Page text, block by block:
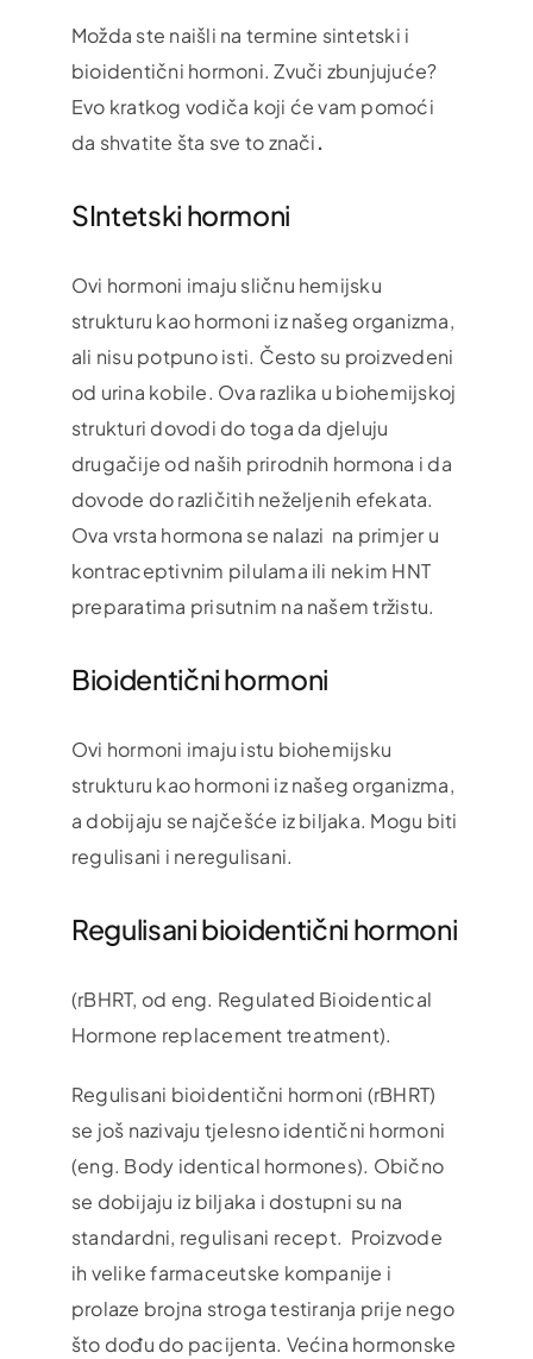
Možda ste naišli na termine sintetski i
bioidentični hormoni. Zvuči zbunjujuće?
Evo kratkog vodiča koji će vam pomoći
da shvatite šta sve to znači.
SIntetski hormoni
Ovi hormoni imaju sličnu hemijsku
strukturu kao hormoni iz našeg organizma,
ali nisu potpuno isti. Često su proizvedeni
od urina kobile. Ova razlika u biohemijskoj
strukturi dovodi do toga da djeluju
drugačije od naših prirodnih hormona i da
dovode do različitih neželjenih efekata.
Ova vrsta hormona se nalazi na primjer u
kontraceptivnim pilulama ili nekim HNT
preparatima prisutnim na našem tržistu.
Bioidentični hormoni
Ovi hormoni imaju istu biohemijsku
strukturu kao hormoni iz našeg organizma,
a dobijaju se najčešće iz biljaka. Mogu biti
regulisani i neregulisani.
Regulisani bioidentični hormoni
(rBHRT, od eng. Regulated Bioidentical
Hormone replacement treatment).
Regulisani bioidentični hormoni (rBHRT)
se još nazivaju tjelesno identični hormoni
(eng. Body identical hormones). Obično
se dobijaju iz biljaka i dostupni su na
standardni, regulisani recept. Proizvode
ih velike farmaceutske kompanije i
prolaze brojna stroga testiranja prije nego
što dođu do pacijenta. Većina hormonske